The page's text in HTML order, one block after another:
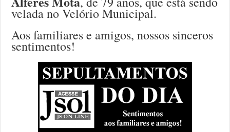
velada no Velório Municipal.
Aos familiares e amigos, nossos sinceros
sentimentos!